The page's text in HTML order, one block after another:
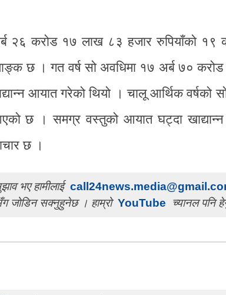
२६ करोड १७ लाख ८३ हजार रुपियाँको १९
छ । गत वर्ष सो अवधिमा १७ अर्ब ७०
आयात गरेको थियो । चालू आर्थिक वर्षको
छ । समग्र वस्तुको आयात घट्दा खाद्यान्न
छ ।
भए हामीलाई
जोडिन सक्नुहुनेछ । हाम्रो YouTube च्यानल पनि